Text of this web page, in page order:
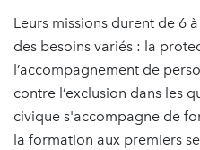
Leurs missions durent de 6
des besoins variés : la
l’accompagnement de
contre l’exclusion dans les
civique s'accompagne de
la formation aux premiers